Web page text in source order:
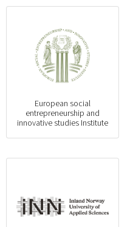
European social
entrepreneurship and
innovative studies Institute